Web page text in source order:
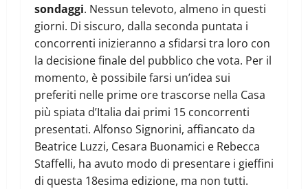
sondaggi. Nessun televoto, almeno in questi
giorni. Di siscuro, dalla seconda puntata i
concorrenti inizieranno a sfidarsi tra loro con
la decisione finale del pubblico che vota. Per il
momento, è possibile farsi un’idea sui
preferiti nelle prime ore trascorse nella Casa
più spiata d’Italia dai primi 15 concorrenti
presentati. Alfonso Signorini, affiancato da
Beatrice Luzzi, Cesara Buonamici e Rebecca
Staffelli, ha avuto modo di presentare i gieffini
di questa 18esima edizione, ma non tutti.